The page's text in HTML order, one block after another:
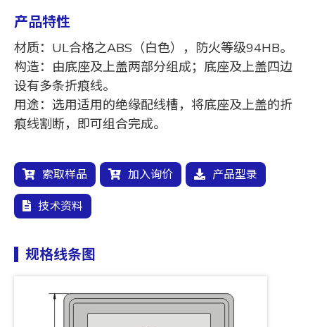
产品特性
材质：UL合格之ABS（白色），防火等级94HB。
构造：由底座及上盖两部分组成；底座及上盖四边
设有多条折痕线。
用途：选用适用的绝缘配线槽，将底座及上盖的折
痕线割断，即可组合完成。
索取样品 加入询价 产品型录
技术资料
规格线条图